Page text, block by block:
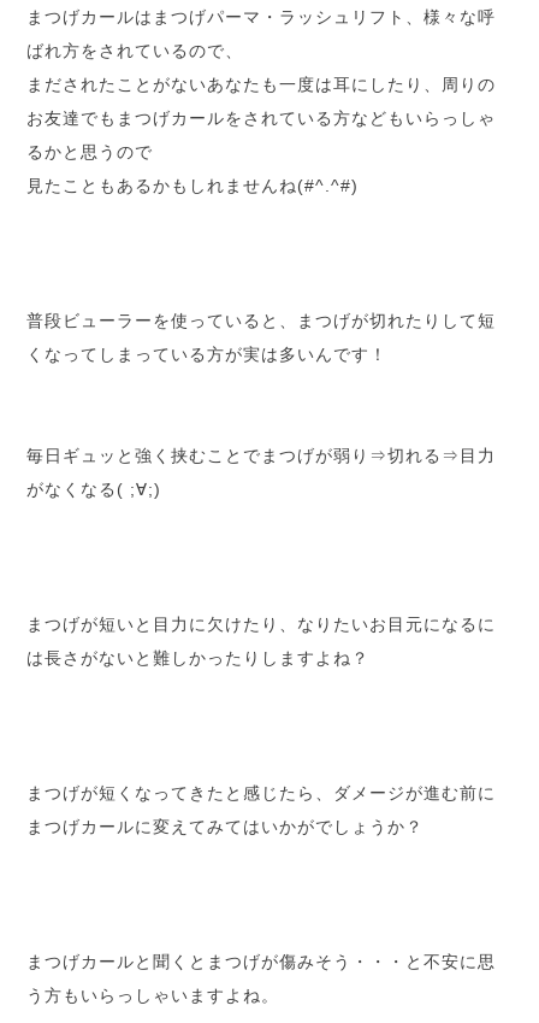
まつげカールはまつげパーマ・ラッシュリフト、様々な呼
ばれ方をされているので、
まだされたことがないあなたも一度は耳にしたり、周りの
お友達でもまつげカールをされている方などもいらっしゃ
るかと思うので
見たこともあるかもしれませんね(#^.^#)
普段ビューラーを使っていると、まつげが切れたりして短
くなってしまっている方が実は多いんです！
毎日ギュッと強く挟むことでまつげが弱り⇒切れる⇒目力
がなくなる( ;∀;)
まつげが短いと目力に欠けたり、なりたいお目元になるに
は長さがないと難しかったりしますよね？
まつげが短くなってきたと感じたら、ダメージが進む前に
まつげカールに変えてみてはいかがでしょうか？
まつげカールと聞くとまつげが傷みそう・・・と不安に思
う方もいらっしゃいますよね。